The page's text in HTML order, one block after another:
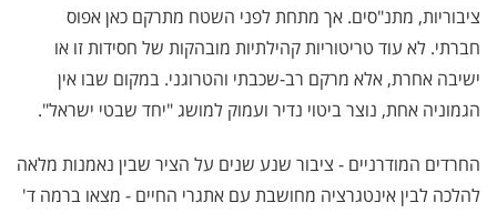
ציבוריות, מתנ"סים. אך מתחת לפני השטח מתרקם כאן אפוס
חברתי. לא עוד טריטוריות קהילתיות מובהקות של חסידות זו או
ישיבה אחרת, אלא מרקם רב-שכבתי והטרוגני. במקום שבו אין
הגמוניה אחת, נוצר ביטוי נדיר ועמוק למושג "יחד שבטי ישראל".
החרדים המודרניים - ציבור שנע שנים על הציר שבין נאמנות מלאה
להלכה לבין אינטגרציה מחושבת עם אתגרי החיים - מצאו ברמה ד'